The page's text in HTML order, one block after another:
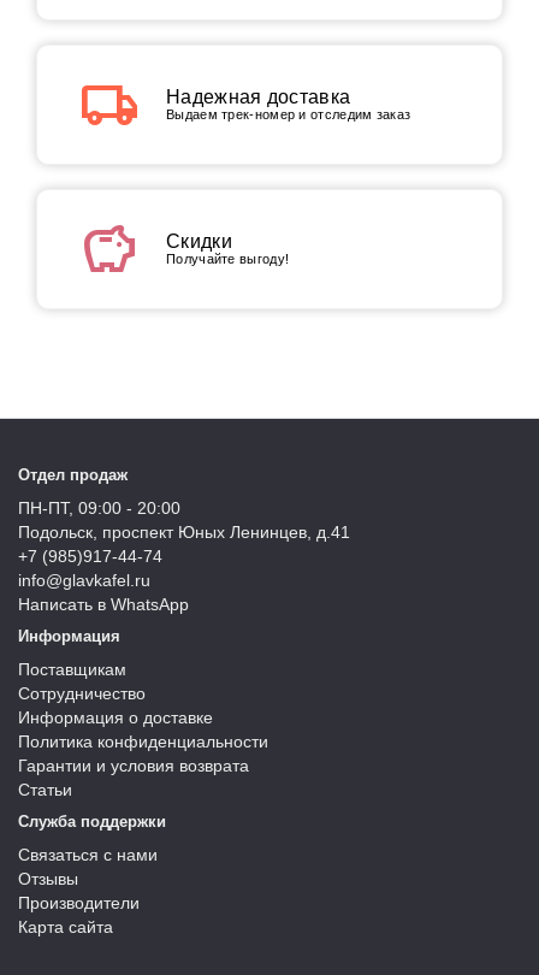
local_shipping Надежная доставка
Выдаем трек-номер и отследим заказ
savings Скидки
Получайте выгоду!
Отдел продаж
ПН-ПТ, 09:00 - 20:00
Подольск, проспект Юных Ленинцев, д.41
+7 (985)917-44-74
info@glavkafel.ru
Написать в WhatsApp
Информация
Поставщикам
Сотрудничество
Информация о доставке
Политика конфиденциальности
Гарантии и условия возврата
Статьи
Служба поддержки
Связаться с нами
Отзывы
Производители
Карта сайта